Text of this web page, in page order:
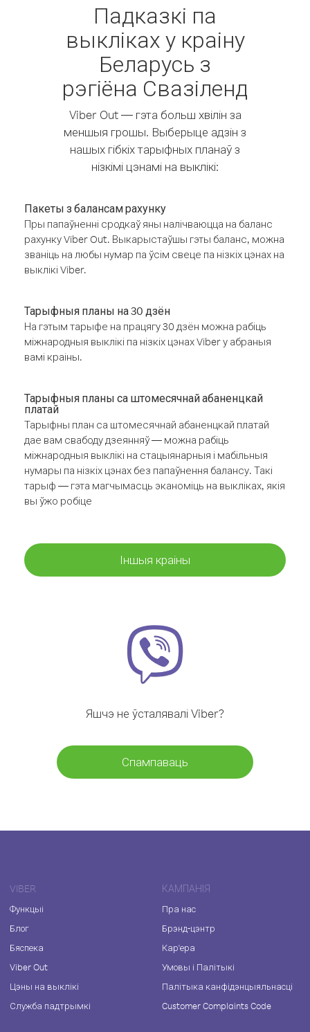
Падказкі па
выкліках у краіну
Беларусь з
рэгіёна Свазіленд
Viber Out — гэта больш хвілін за
меншыя грошы. Выберыце адзін з
нашых гібкіх тарыфных планаў з
нізкімі цэнамі на выклікі:
Пакеты з балансам рахунку
Пры папаўненні сродкаў яны налічваюцца на баланс
рахунку Viber Out. Выкарыстаўшы гэты баланс, можна
званіць на любы нумар па ўсім свеце па нізкіх цэнах на
выклікі Viber.
Тарыфныя планы на 30 дзён
На гэтым тарыфе на працягу 30 дзён можна рабіць
міжнародныя выклікі па нізкіх цэнах Viber у абраныя
вамі краіны.
Тарыфныя планы са штомесячнай абаненцкай
платай
Тарыфны план са штомесячнай абаненцкай платай
дае вам свабоду дзеянняў — можна рабіць
міжнародныя выклікі на стацыянарныя і мабільныя
нумары па нізкіх цэнах без папаўнення балансу. Такі
тарыф — гэта магчымасць эканоміць на выкліках, якія
вы ўжо робіце
Іншыя краіны
Яшчэ не ўсталявалі Viber?
Спампаваць
VIBER
Функцыі
Блог
Бяспека
Viber Out
Цэны на выклікі
Служба падтрымкі
КАМПАНІЯ
Пра нас
Брэнд-цэнтр
Кар'ера
Умовы і Палітыкі
Палітыка канфідэнцыяльнасці
Customer Complaints Code